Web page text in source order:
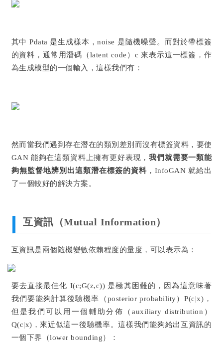
其中 Pdata 是生成樣本，noise 是隨機噪聲。而對於帶標簽
的資料，通常用潛碼（latent code）c 來表示這一標簽，作
為生成模型的一個輸入，這樣我們有：
然而當我們遇到存在潛在的類別差別而沒有標簽資料，要使
GAN 能夠在這類資料上擁有更好表現，我們就需要一類能
夠無監督地辨別出這類潛在標簽的資料 ，InfoGAN 就給出
了一個較好的解決方案。
互資訊（Mutual Information）
互資訊是兩個隨機變數依賴程度的量度，可以表示為：
要去直接最佳化 I(c;G(z,c)) 是極其困難的，因為這意味著
我們要能夠計算後驗機率（posterior probability）P(c|x)，
但是我們可以用一個輔助分佈（auxiliary distribution）
Q(c|x)，來近似這一後驗機率。這樣我們能夠給出互資訊的
一個下界（lower bounding）：